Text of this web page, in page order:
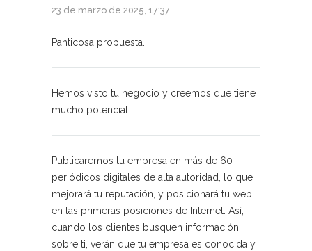
23 de marzo de 2025, 17:37
Panticosa propuesta.
Hemos visto tu negocio y creemos que tiene
mucho potencial.
Publicaremos tu empresa en más de 60
periódicos digitales de alta autoridad, lo que
mejorará tu reputación, y posicionará tu web
en las primeras posiciones de Internet. Así,
cuando los clientes busquen información
sobre ti, verán que tu empresa es conocida y